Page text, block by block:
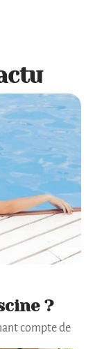
?
compte de